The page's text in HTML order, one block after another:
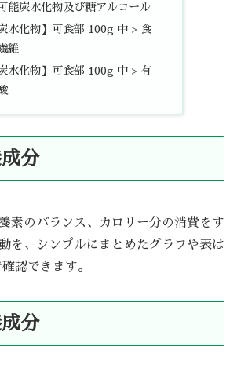
能炭水化物及び糖アルコール
炭水化物】可食部 100g 中 > 食
維
炭水化物】可食部 100g 中 > 有
分
素のバランス、カロリー分の消費をす
を、シンプルにまとめたグラフや表は
確認できます。
分